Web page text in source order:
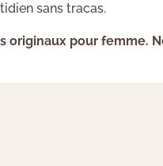
sans tracas.
pour femme.